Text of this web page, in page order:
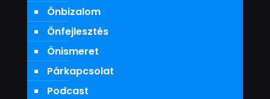
Önbizalom
Önfejlesztés
Önismeret
Párkapcsolat
Podcast